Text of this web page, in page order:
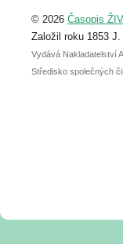
abstraktu
posteru je už 30.
© 2026 Časopis
Založil roku 1853 J.
Vydává Nakladatelství
Středisko společných